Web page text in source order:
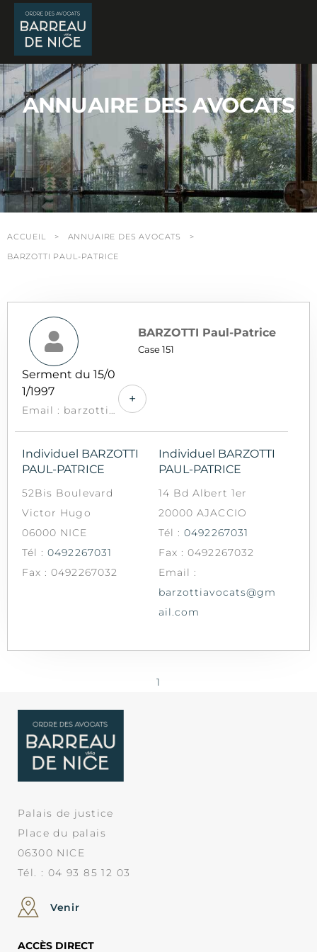
Panneau de gestion des cookies
ANNUAIRE DES AVOCATS
ACCUEIL
ANNUAIRE DES AVOCATS
BARZOTTI PAUL-PATRICE
BARZOTTI Paul-Patrice
Case 151
Serment du 15/0
1/1997
Email : barzottiavocats@gmail.com
+
Individuel BARZOTTI
PAUL-PATRICE
52Bis Boulevard
Victor Hugo
06000 NICE
Tél :0492267031
Fax : 0492267032
Individuel BARZOTTI
PAUL-PATRICE
14 Bd Albert 1er
20000 AJACCIO
Tél :0492267031
Fax : 0492267032
Email :
barzottiavocats@gm
ail.com
1
Palais de justice
Place du palais
06300 NICE
Tél. : 04 93 85 12 03
Venir
ACCÈS DIRECT